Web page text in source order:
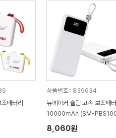
배터리
상품번호 : 839634
뉴에이커 슬림 고속 보조배
10000mAh (SM-
8,060원